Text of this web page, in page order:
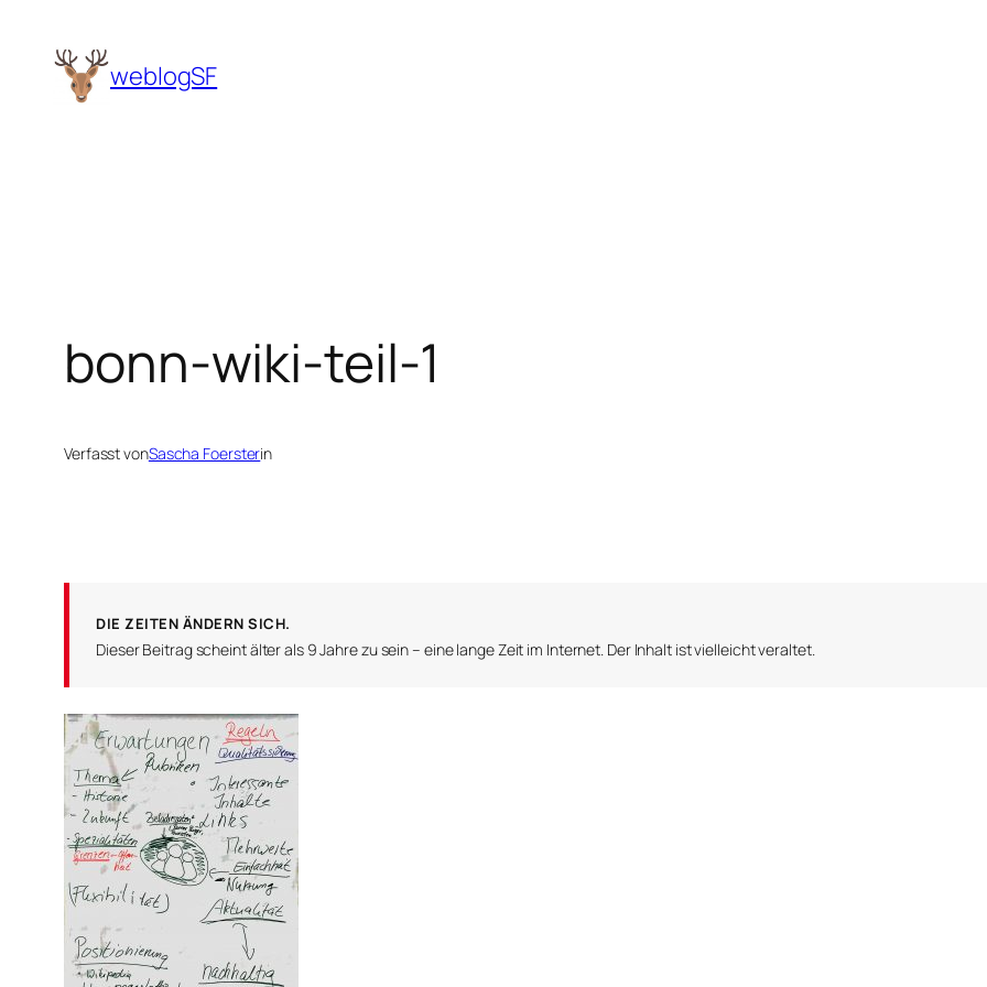
Inhalt
springen weblogSF
bonn-wiki-teil-1
Verfasst vonSascha Foersterin
DIE ZEITEN ÄNDERN SICH.
Dieser Beitrag scheint älter als 9 Jahre zu sein – eine lange Zeit im Internet. Der Inhalt ist vielleicht veraltet.